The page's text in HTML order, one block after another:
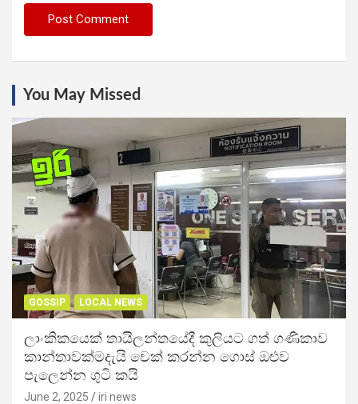
You May Missed
GOSSIP LOCAL NEWS
ලාංකිකයෙක් තායිලන්තයේදී කුලියට ගත් ගණිකාව
කාන්තාවක්මදැයි චෙක් කරන්න ගොස් ඔළුව
පැලෙන්න ගුටි කයි
June 2, 2025 iri news